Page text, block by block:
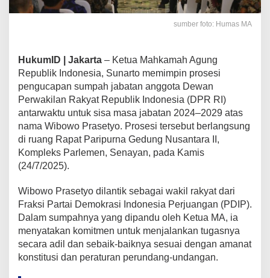
sumber foto: Humas MA
HukumID | Jakarta – Ketua Mahkamah Agung
Republik Indonesia, Sunarto memimpin prosesi
pengucapan sumpah jabatan anggota Dewan
Perwakilan Rakyat Republik Indonesia (DPR RI)
antarwaktu untuk sisa masa jabatan 2024–2029 atas
nama Wibowo Prasetyo. Prosesi tersebut berlangsung
di ruang Rapat Paripurna Gedung Nusantara II,
Kompleks Parlemen, Senayan, pada Kamis
(24/7/2025).
Wibowo Prasetyo dilantik sebagai wakil rakyat dari
Fraksi Partai Demokrasi Indonesia Perjuangan (PDIP).
Dalam sumpahnya yang dipandu oleh Ketua MA, ia
menyatakan komitmen untuk menjalankan tugasnya
secara adil dan sebaik-baiknya sesuai dengan amanat
konstitusi dan peraturan perundang-undangan.